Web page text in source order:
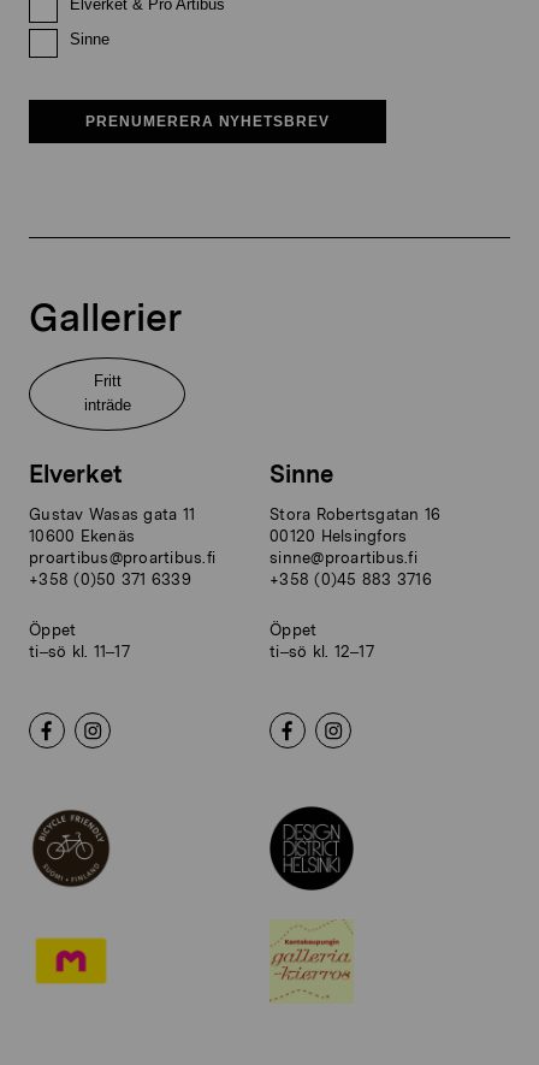
Elverket & Pro Artibus
Sinne
PRENUMERERA NYHETSBREV
Gallerier
Fritt
inträde
Elverket
Gustav Wasas gata 11
10600 Ekenäs
proartibus@proartibus.fi
+358 (0)50 371 6339
Öppet
ti–sö kl. 11–17
Sinne
Stora Robertsgatan 16
00120 Helsingfors
sinne@proartibus.fi
+358 (0)45 883 3716
Öppet
ti–sö kl. 12–17